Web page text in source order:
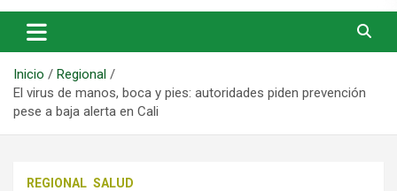
Inicio
Regional
El virus de manos, boca y pies: autoridades piden prevención
pese a baja alerta en Cali
REGIONAL SALUD